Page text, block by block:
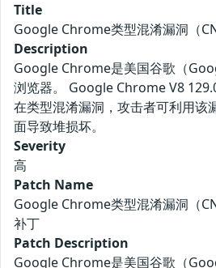
Title
Google Chrome类型混淆漏洞（
Description
Google Chrome是美国谷歌（
浏览器。 Google Chrome V8
在类型混淆漏洞，攻击者可利用该
面导致堆损坏。
Severity
高
Patch Name
Google Chrome类型混淆漏洞（
补丁
Patch Description
Google Chrome是美国谷歌（